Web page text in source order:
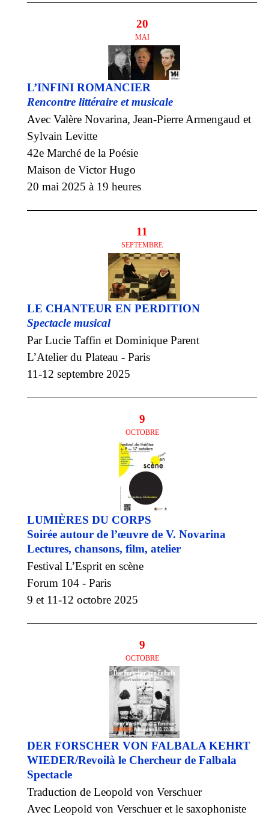
20
MAI
L’INFINI ROMANCIER
Rencontre littéraire et musicale
Avec Valère Novarina, Jean-Pierre Armengaud et
Sylvain Levitte
42e Marché de la Poésie
Maison de Victor Hugo
20 mai 2025 à 19 heures
11
SEPTEMBRE
LE CHANTEUR EN PERDITION
Spectacle musical
Par Lucie Taffin et Dominique Parent
L’Atelier du Plateau - Paris
11-12 septembre 2025
9
OCTOBRE
LUMIÈRES DU CORPS
Soirée autour de l’œuvre de V. Novarina
Lectures, chansons, film, atelier
Festival L’Esprit en scène
Forum 104 - Paris
9 et 11-12 octobre 2025
9
OCTOBRE
DER FORSCHER VON FALBALA KEHRT
WIEDER/Revoilà le Chercheur de Falbala
Spectacle
Traduction de Leopold von Verschuer
Avec Leopold von Verschuer et le saxophoniste